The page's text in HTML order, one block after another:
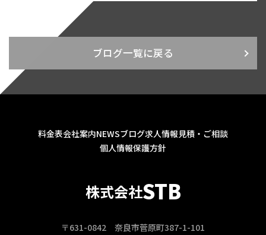
ブログ一覧に戻る
株式会社STB
〒631-0842 奈良市菅原町387-1-101
料金表会社案内NEWSブログ求人情報見積・ご相談
個人情報保護方針